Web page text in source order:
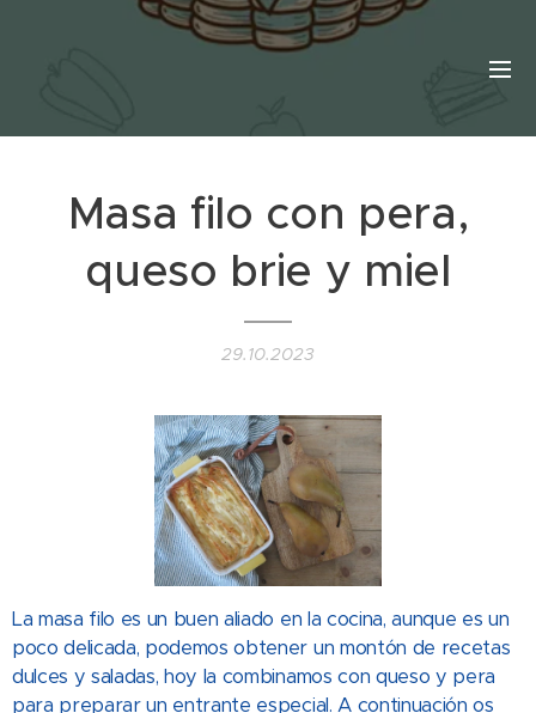
Masa filo con pera,
queso brie y miel
29.10.2023
La masa filo es un buen aliado en la cocina, aunque es un
poco delicada, podemos obtener un montón de recetas
dulces y saladas, hoy la combinamos con queso y pera
para preparar un entrante especial. A continuación os